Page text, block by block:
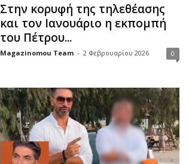
Στην κορυφή της τηλεθέασης
και τον Ιανουάριο η εκπομπή
του Πέτρου...
Magazinomou Team - 2 Φεβρουαρίου 2026 0